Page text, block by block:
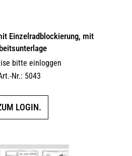
Einzelradblockierung, mit
bitte einloggen
Nr.: 5043
LOGIN.